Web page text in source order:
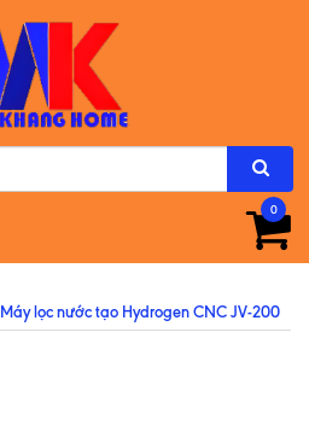
0
Máy lọc nước tạo Hydrogen CNC JV-200